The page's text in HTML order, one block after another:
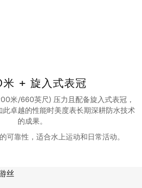
+ 旋入式表冠
米/660英尺) 压力且配备旋入式表冠，
卓越的性能时美度表长期深耕防水技术
的成果。
可靠性，适合水上运动和日常活动。